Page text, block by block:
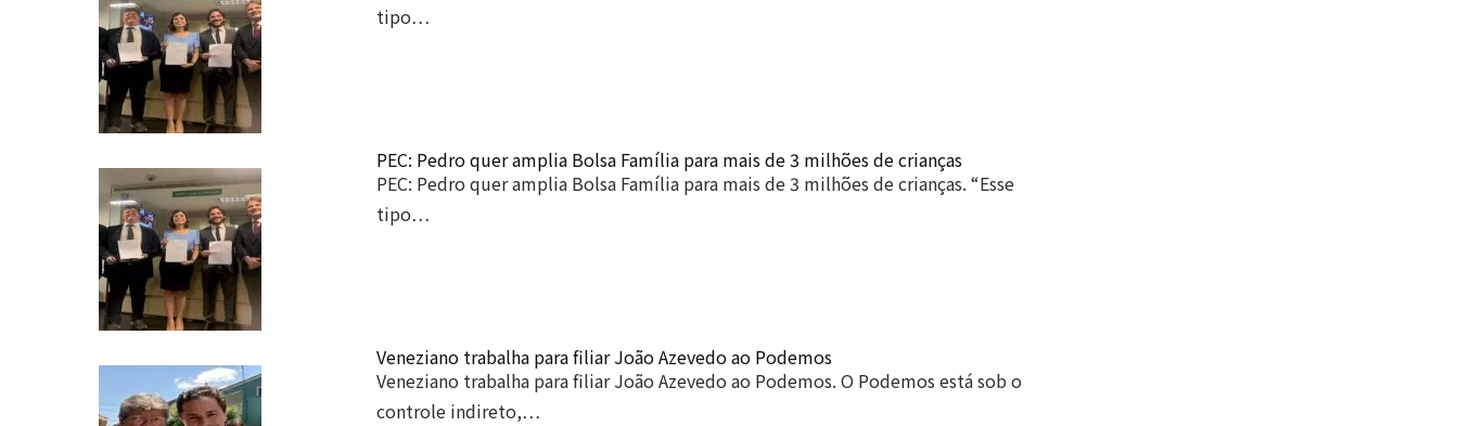
tipo…
PEC: Pedro quer amplia Bolsa Família para mais de 3 milhões de crianças
PEC: Pedro quer amplia Bolsa Família para mais de 3 milhões de crianças. “Esse
tipo…
Veneziano trabalha para filiar João Azevedo ao Podemos
Veneziano trabalha para filiar João Azevedo ao Podemos. O Podemos está sob o
controle indireto,…